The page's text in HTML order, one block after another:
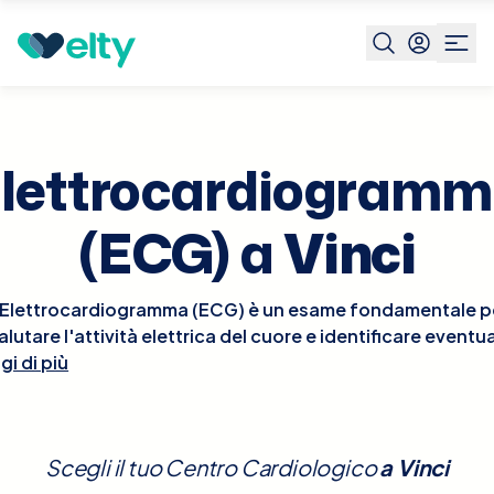
Prenota visita Vinci
(ECG) aVinci
(ECG) è un esame fondamentale
l'attività elettrica del cuore e identificare
cardiache come aritmie, ischemie o infarti.
Non sono necessarie preparazioni speciali
di più
Scegli il tuo Centro Cardiologicoa Vinci